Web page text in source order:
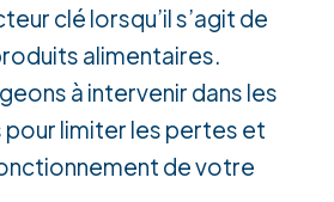
clé lorsqu’il s’agit de
alimentaires.
à intervenir dans les
pour limiter les pertes et
de votre